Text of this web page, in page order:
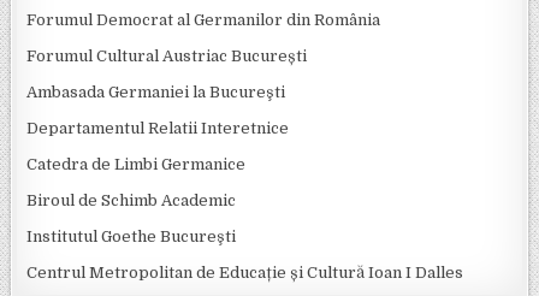
Forumul Democrat al Germanilor din România
Forumul Cultural Austriac București
Ambasada Germaniei la Bucureşti
Departamentul Relatii Interetnice
Catedra de Limbi Germanice
Biroul de Schimb Academic
Institutul Goethe Bucureşti
Centrul Metropolitan de Educație și Cultură Ioan I Dalles